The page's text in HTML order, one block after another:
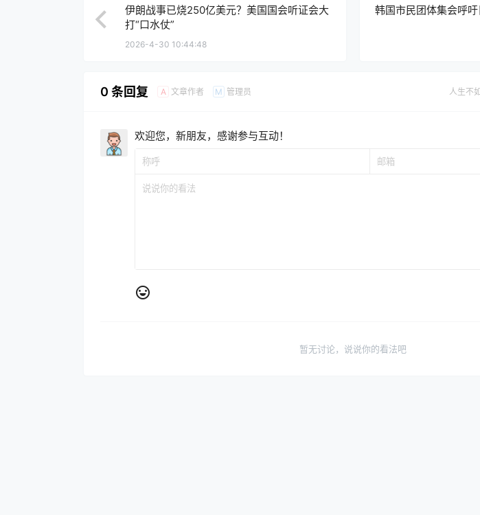
伊朗战事已烧250亿美元？美国国会听证会大
打“口水仗”
2026-4-30 10:44:48
韩国市民团体集会呼
0 条回复 A 文章作者 M 管理员 人生不
欢迎您，新朋友，感谢参与互动！
暂无讨论，说说你的看法吧